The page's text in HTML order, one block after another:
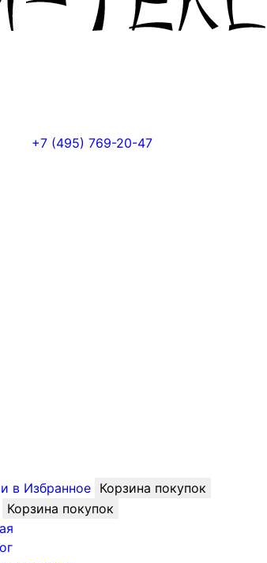
+7 (495) 769-20-47
в Избранное Корзина покупок
Корзина покупок